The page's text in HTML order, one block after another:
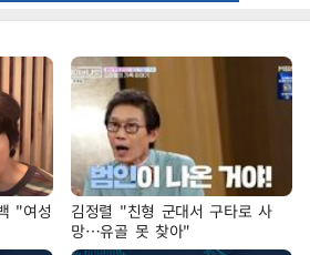
"여성
김정렬 "친형 군대서 구타로 사
망…유골 못 찾아"